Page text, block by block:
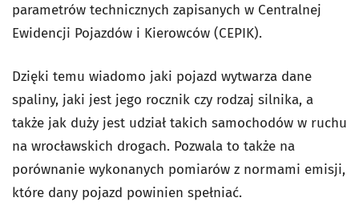
parametrów technicznych zapisanych w Centralnej
Ewidencji Pojazdów i Kierowców (CEPIK).
Dzięki temu wiadomo jaki pojazd wytwarza dane
spaliny, jaki jest jego rocznik czy rodzaj silnika, a
także jak duży jest udział takich samochodów w ruchu
na wrocławskich drogach. Pozwala to także na
porównanie wykonanych pomiarów z normami emisji,
które dany pojazd powinien spełniać.